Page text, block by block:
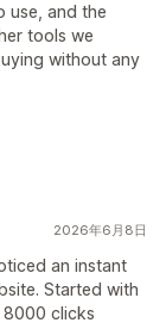
use, and the
tools we
without any
2026年6月8日
an instant
Started with
clicks